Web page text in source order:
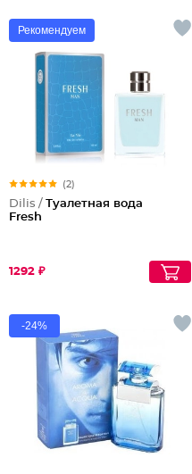
Рекомендуем
(2)
Dilis / Туалетная вода
Fresh
1292 ₽
-24%